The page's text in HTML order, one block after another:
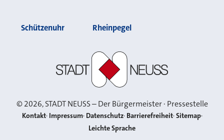
Schützenuhr Rheinpegel
©2026, STADT NEUSS – Der Bürgermeister · Pressestelle
Kontakt Impressum Datenschutz Barrierefreiheit Sitemap
Leichte Sprache